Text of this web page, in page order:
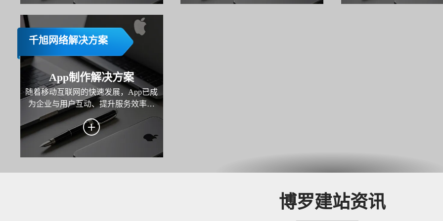
千旭网络解决方案
App制作解决方案
随着移动互联网的快速发展，App已成
为企业与用户互动、提升服务效率和
拓展市场的重要工具。本方案旨在为
企业打造一款高性能、用户体验优秀
且功能完善的移动应用，覆盖业务场
景需求，助力企业实现用户增长、服
博罗建站资讯